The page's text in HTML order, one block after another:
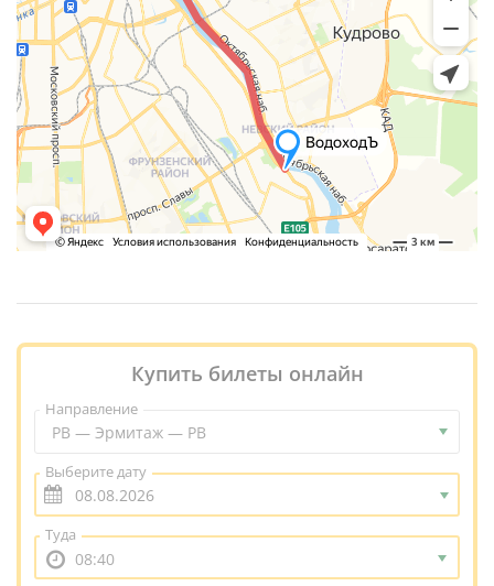
Купить билеты онлайн
Направление
РВ — Эрмитаж — РВ
Выберите дату
Туда
08:40